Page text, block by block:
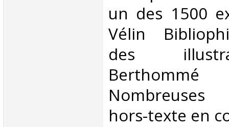
un des 1500
Vélin
des
Berthommé
hors-texte en